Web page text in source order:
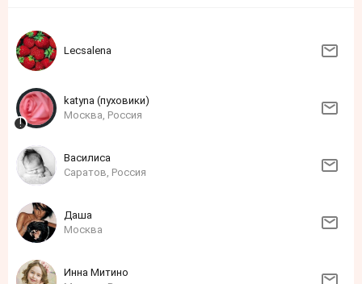
Lecsalena
katyna (пуховики)
Москва, Россия
Василиса
Саратов, Россия
Даша
Москва
Инна Митино